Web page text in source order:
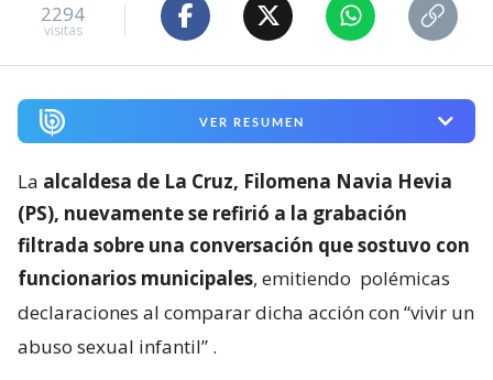
2294
visitas
VER RESUMEN
La alcaldesa de La Cruz, Filomena Navia Hevia
(PS), nuevamente se refirió a la grabación
filtrada sobre una conversación que sostuvo con
funcionarios municipales, emitiendo polémicas
declaraciones al comparar dicha acción con “vivir un
abuso sexual infantil” .